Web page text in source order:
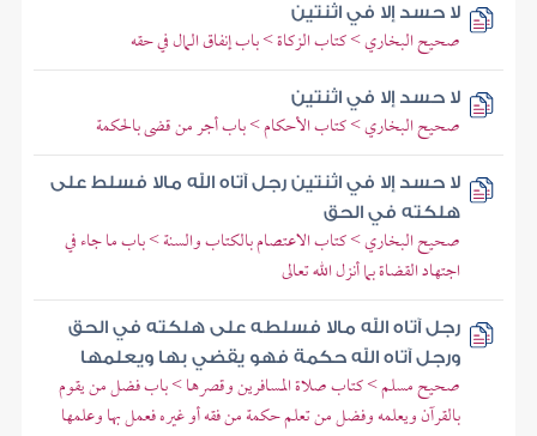
لا حسد إلا في اثنتين
صحيح البخاري > كتاب الزكاة > باب إنفاق المال في حقه
لا حسد إلا في اثنتين
صحيح البخاري > كتاب الأحكام > باب أجر من قضى بالحكمة
لا حسد إلا في اثنتين رجل آتاه الله مالا فسلط على
هلكته في الحق
صحيح البخاري > كتاب الاعتصام بالكتاب والسنة > باب ما جاء في
اجتهاد القضاة بما أنزل الله تعالى
رجل آتاه الله مالا فسلطه على هلكته في الحق
ورجل آتاه الله حكمة فهو يقضي بها ويعلمها
صحيح مسلم > كتاب صلاة المسافرين وقصرها > باب فضل من يقوم
بالقرآن ويعلمه وفضل من تعلم حكمة من فقه أو غيره فعمل بها وعلمها